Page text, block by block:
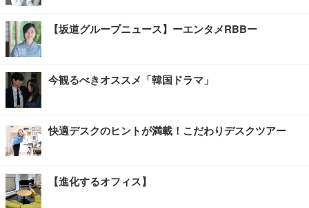
【坂道グループニュース】ーエンタメRBBー
今観るべきオススメ「韓国ドラマ」
快適デスクのヒントが満載！こだわりデスクツアー
【進化するオフィス】